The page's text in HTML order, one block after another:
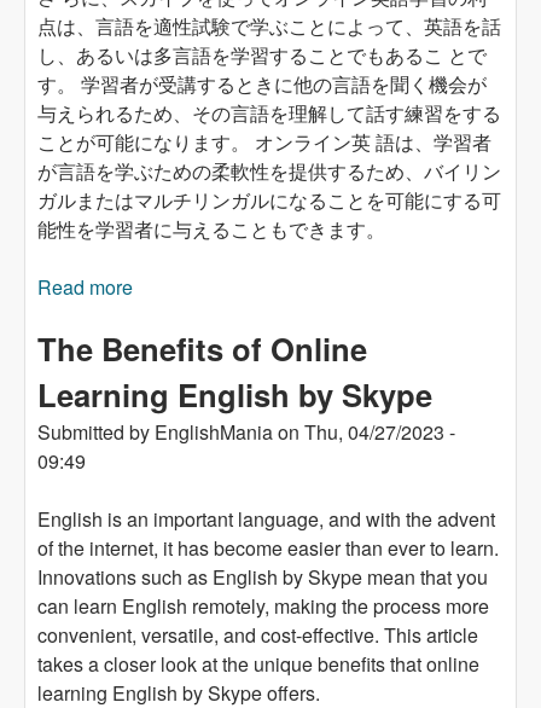
点は、言語を適性試験で学ぶことによって、英語を話
し、あるいは多言語を学習することでもあるこ とで
す。 学習者が受講するときに他の言語を聞く機会が
与えられるため、その言語を理解して話す練習をする
ことが可能になります。 オンライン英 語は、学習者
が言語を学ぶための柔軟性を提供するため、バイリン
ガルまたはマルチリンガルになることを可能にする可
能性を学習者に与えることもできます。
Read more
The Benefits of Online
Learning English by Skype
Submitted by EnglishManiaon Thu, 04/27/2023 -
09:49
English is an important language, and with the advent
of the internet, it has become easier than ever to learn.
Innovations such as English by Skype mean that you
can learn English remotely, making the process more
convenient, versatile, and cost-effective. This article
takes a closer look at the unique benefits that online
learning English by Skype offers.